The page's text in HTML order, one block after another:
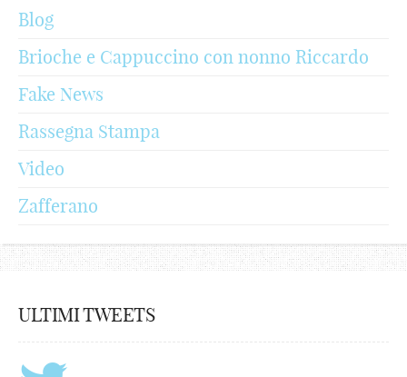
Blog
Brioche e Cappuccino con nonno Riccardo
Fake News
Rassegna Stampa
Video
Zafferano
ULTIMI TWEETS